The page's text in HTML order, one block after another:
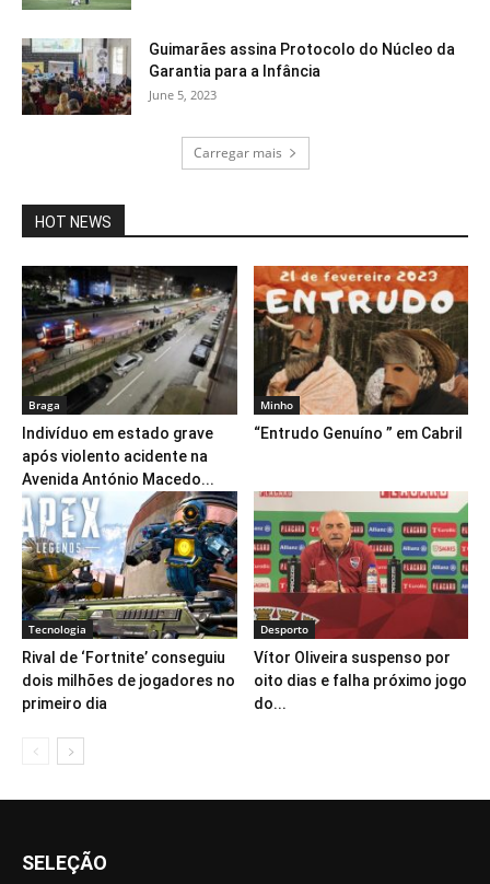
Guimarães assina Protocolo do Núcleo da
Garantia para a Infância
June 5, 2023
Carregar mais
HOT NEWS
Braga
Indivíduo em estado grave
após violento acidente na
Avenida António Macedo...
Minho
“Entrudo Genuíno ” em Cabril
Tecnologia
Rival de ‘Fortnite’ conseguiu
dois milhões de jogadores no
primeiro dia
Desporto
Vítor Oliveira suspenso por
oito dias e falha próximo jogo
do...
SELEÇÃO